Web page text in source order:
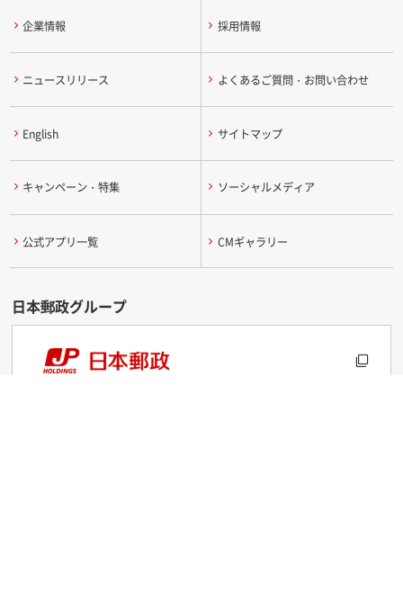
企業情報 採用情報
ニュースリリース よくあるご質問・お問い合わせ
English サイトマップ
キャンペーン・特集 ソーシャルメディア
公式アプリ一覧 CMギャラリー